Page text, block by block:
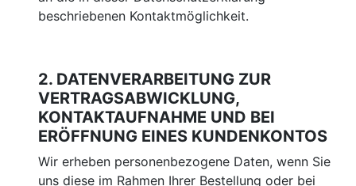
beschriebenen Kontaktmöglichkeit.
2. DATENVERARBEITUNG ZUR
VERTRAGSABWICKLUNG,
KONTAKTAUFNAHME UND BEI
ERÖFFNUNG EINES KUNDENKONTOS
Wir erheben personenbezogene Daten, wenn Sie
uns diese im Rahmen Ihrer Bestellung oder bei